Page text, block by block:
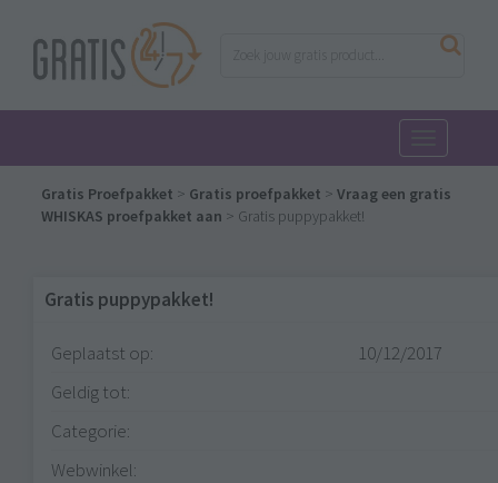
Gratis Proefpakket > Gratis proefpakket >Vraag een gratis
WHISKAS proefpakket aan > Gratis puppypakket!
Gratis puppypakket!
Geplaatst op:
10/12/2017
Geldig tot:
Categorie:
Webwinkel: